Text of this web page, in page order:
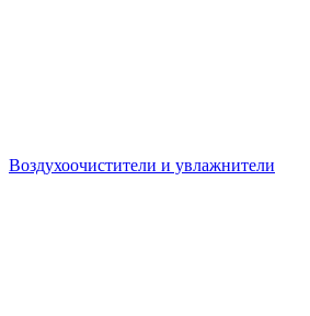
Воздухоочистители и увлажнители